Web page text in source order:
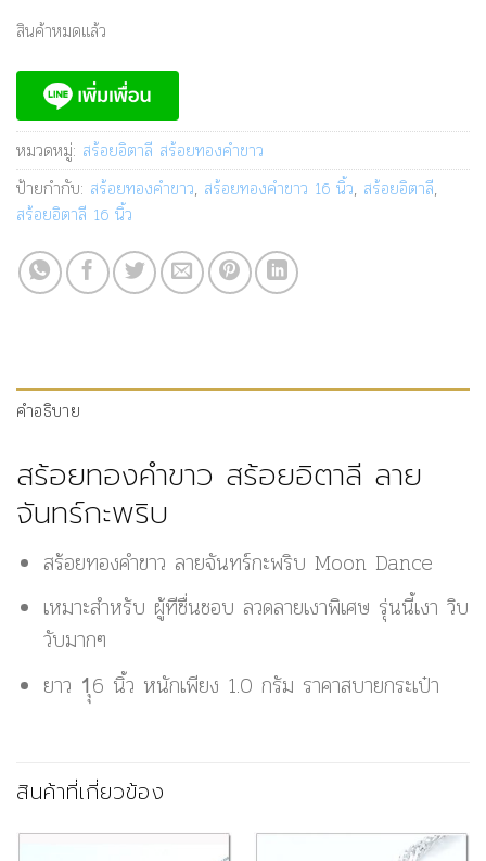
สินค้าหมดแล้ว
หมวดหมู่: สร้อยอิตาลี สร้อยทองคำขาว
ป้ายกำกับ: สร้อยทองคำขาว, สร้อยทองคำขาว 16 นิ้ว, สร้อยอิตาลี,
สร้อยอิตาลี 16 นิ้ว
คำอธิบาย
สร้อยทองคำขาว สร้อยอิตาลี ลาย
จันทร์กะพริบ
สร้อยทองคำขาว ลายจันทร์กะพริบ Moon Dance
เหมาะสำหรับ ผู้ทีชื่นชอบ ลวดลายเงาพิเศษ รุ่นนี้เงา วิบ
วับมากๆ
ยาว 1ุุ6 นิ้ว หนักเพียง 1.0 กรัม ราคาสบายกระเป๋า
สินค้าที่เกี่ยวข้อง